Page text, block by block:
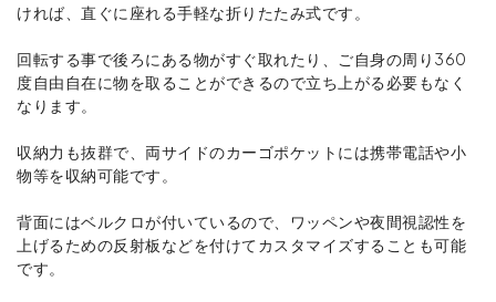
ければ、直ぐに座れる手軽な折りたたみ式です。
回転する事で後ろにある物がすぐ取れたり、ご自身の周り360
度自由自在に物を取ることができるので立ち上がる必要もなく
なります。
収納力も抜群で、両サイドのカーゴポケットには携帯電話や小
物等を収納可能です。
背面にはベルクロが付いているので、ワッペンや夜間視認性を
上げるための反射板などを付けてカスタマイズすることも可能
です。